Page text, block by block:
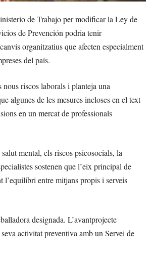
de Trabajo per modificar la Ley de
de Prevención podria tenir
organitzatius que afecten especialment
del país.
riscos laborals i planteja una
algunes de les mesures incloses en el text
en un mercat de professionals
mental, els riscos psicosocials, la
sostenen que l’eix principal de
l’equilibri entre mitjans propis i serveis
designada. L’avantprojecte
activitat preventiva amb un Servei de